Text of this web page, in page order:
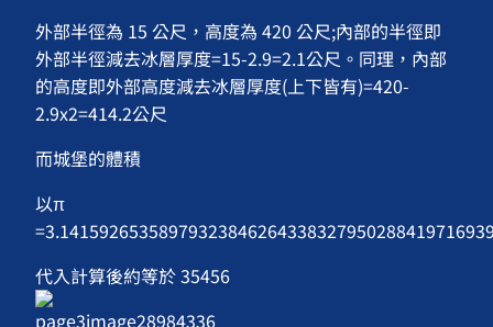
外部半徑為 15 公尺，高度為 420 公尺;內部的半徑即
外部半徑減去冰層厚度=15-2.9=2.1公尺。同理，內部
的高度即外部高度減去冰層厚度(上下皆有)=420-
2.9x2=414.2公尺
而城堡的體積
以π
代入計算後約等於 35456